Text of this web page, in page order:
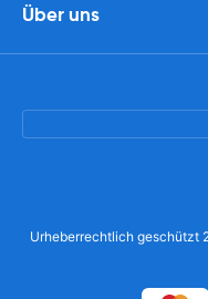
Über uns
Urheberrechtlich geschützt